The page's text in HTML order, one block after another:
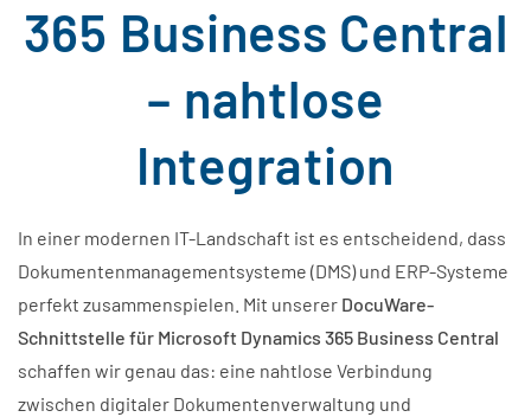
365 Business Central
– nahtlose
Integration
In einer modernen IT-Landschaft ist es entscheidend, dass
Dokumentenmanagementsysteme (DMS) und ERP-Systeme
perfekt zusammenspielen. Mit unserer DocuWare-
Schnittstelle für Microsoft Dynamics 365 Business Central
schaffen wir genau das: eine nahtlose Verbindung
zwischen digitaler Dokumentenverwaltung und